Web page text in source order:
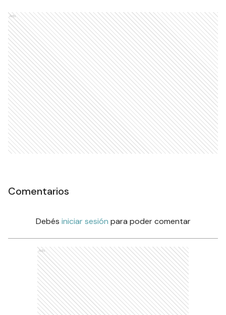
Ads
Comentarios
Debés iniciar sesión para poder comentar
Ads